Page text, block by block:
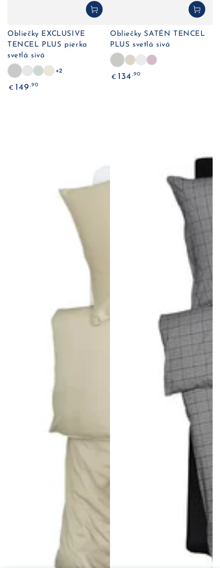
Obliečky EXCLUSIVE
TENCEL PLUS pierka
svetlá sivá
+2
Bežná
€ 149 ,90
Obliečky SATÉN TENCEL
PLUS svetlá sivá
Bežná
€ 134 ,90